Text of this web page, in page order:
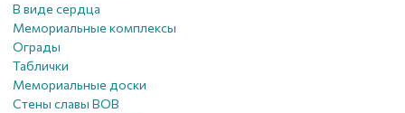
В виде сердца
Мемориальные комплексы
Ограды
Таблички
Мемориальные доски
Стены славы ВОВ